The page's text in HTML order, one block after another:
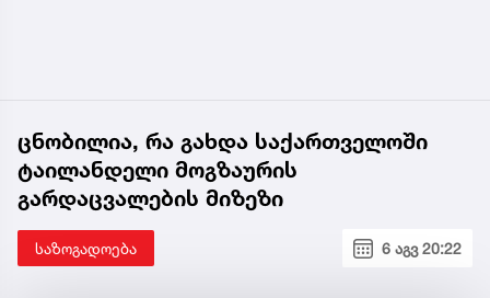
ცნობილია, რა გახდა საქართველოში
ტაილანდელი მოგზაურის
გარდაცვალების მიზეზი
საზოგადოება 6 აგვ 20:22